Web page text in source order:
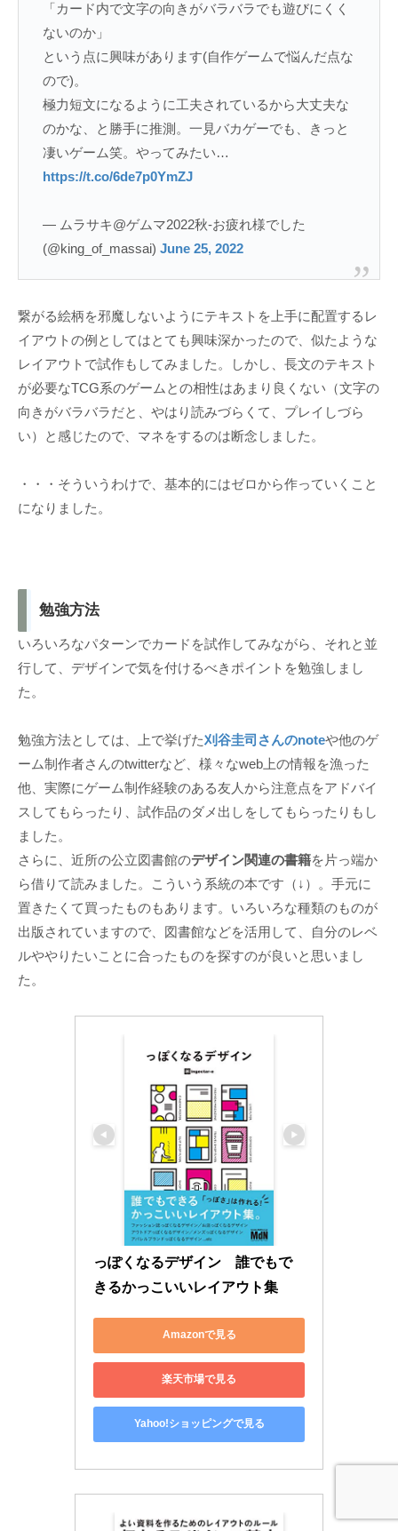
「カード内で文字の向きがバラバラでも遊びにくく
ないのか」
という点に興味があります(自作ゲームで悩んだ点な
ので)。
極力短文になるように工夫されているから大丈夫な
のかな、と勝手に推測。一見バカゲーでも、きっと
凄いゲーム笑。やってみたい…
https://t.co/6de7p0YmZJ
— ムラサキ@ゲムマ2022秋-お疲れ様でした
(@king_of_massai) June 25, 2022
繋がる絵柄を邪魔しないようにテキストを上手に配置するレ
イアウトの例としてはとても興味深かったので、似たような
レイアウトで試作もしてみました。しかし、長文のテキスト
が必要なTCG系のゲームとの相性はあまり良くない（文字の
向きがバラバラだと、やはり読みづらくて、プレイしづら
い）と感じたので、マネをするのは断念しました。
・・・そういうわけで、基本的にはゼロから作っていくこと
になりました。
勉強方法
いろいろなパターンでカードを試作してみながら、それと並
行して、デザインで気を付けるべきポイントを勉強しまし
た。
勉強方法としては、上で挙げた刈谷圭司さんのnoteや他のゲ
ーム制作者さんのtwitterなど、様々なweb上の情報を漁った
他、実際にゲーム制作経験のある友人から注意点をアドバイ
スしてもらったり、試作品のダメ出しをしてもらったりもし
ました。
さらに、近所の公立図書館のデザイン関連の書籍を片っ端か
ら借りて読みました。こういう系統の本です（↓）。手元に
置きたくて買ったものもあります。いろいろな種類のものが
出版されていますので、図書館などを活用して、自分のレベ
ルややりたいことに合ったものを探すのが良いと思いまし
た。
っぽくなるデザイン　誰でもで
きるかっこいいレイアウト集
Amazonで見る
楽天市場で見る
Yahoo!ショッピングで見る